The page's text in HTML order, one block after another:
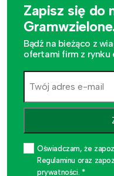
Zapisz się do
Bądź na bieżąco z
ofertami firm z rynku
Oświadczam, że
Regulaminu oraz
prywatności. *